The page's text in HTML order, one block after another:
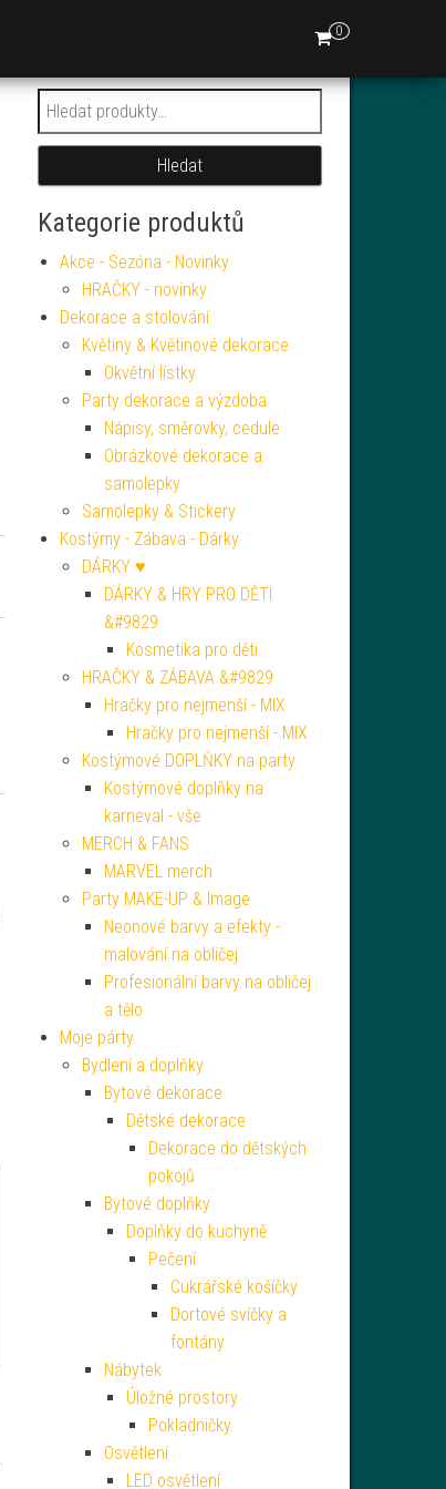
0
Hledat:
Hledat
Kategorie produktů
Akce - Sezóna - Novinky
HRAČKY - novinky
Dekorace a stolování
Květiny & Květinové dekorace
Okvětní lístky
Party dekorace a výzdoba
Nápisy, směrovky, cedule
Obrázkové dekorace a
samolepky
Samolepky & Stickery
Kostýmy - Zábava - Dárky
DÁRKY ♥
DÁRKY & HRY PRO DĚTI
&#9829
Kosmetika pro děti
HRAČKY & ZÁBAVA &#9829
Hračky pro nejmenší - MIX
Hračky pro nejmenší - MIX
Kostýmové DOPLŇKY na party
Kostýmové doplňky na
karneval - vše
MERCH & FANS
MARVEL merch
Party MAKE-UP & Image
Neonové barvy a efekty -
malování na obličej
Profesionální barvy na obličej
a tělo
Moje párty
Bydlení a doplňky
Bytové dekorace
Dětské dekorace
Dekorace do dětských
pokojů
Bytové doplňky
Doplňky do kuchyně
Pečení
Cukrářské košíčky
Dortové svíčky a
fontány
Nábytek
Úložné prostory
Pokladničky
Osvětlení
LED osvětlení